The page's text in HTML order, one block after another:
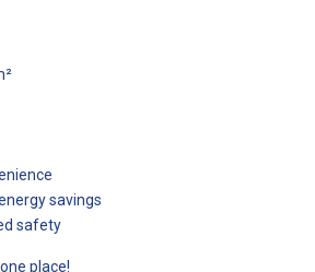
savings
safety
place!